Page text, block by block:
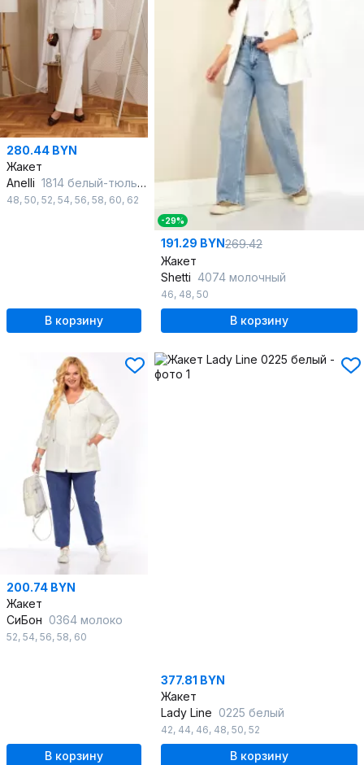
280.44 BYN
Жакет
Anelli 1814 белый-тюльпан
48, 50, 52, 54, 56, 58, 60, 62
В корзину
-29%
191.29 BYN269.42
Жакет
Shetti 4074 молочный
46, 48, 50
В корзину
200.74 BYN
Жакет
СиБон 0364 молоко
52, 54, 56, 58, 60
В корзину
377.81 BYN
Жакет
Lady Line 0225 белый
42, 44, 46, 48, 50, 52
В корзину